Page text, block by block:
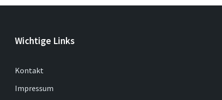
Wichtige Links
Kontakt
Impressum